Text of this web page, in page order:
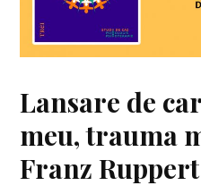
Lansare de
meu, trauma
Franz Ruppert